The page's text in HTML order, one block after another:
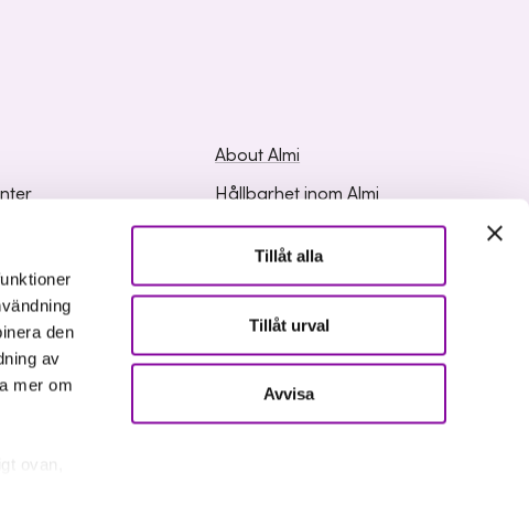
den
av
mer om
ovan,
Tillåt alla
Tillåt urval
Avvisa
About Almi
Hållbarhet inom Almi
Organisation
Media and press